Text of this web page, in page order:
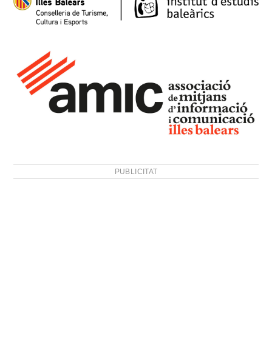
PUBLICITAT